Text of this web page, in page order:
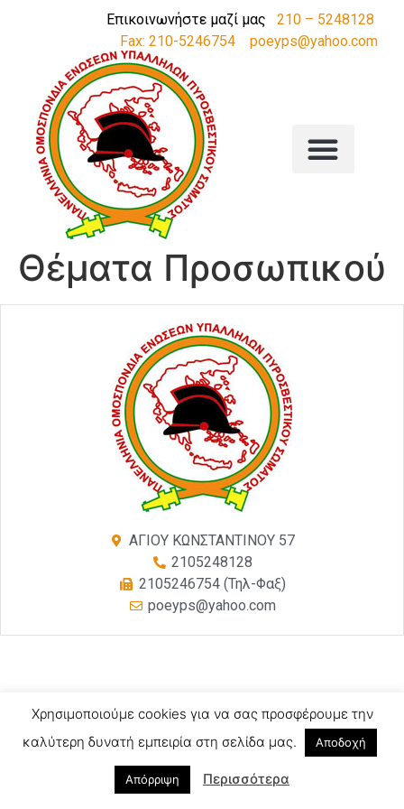
Επικοινωνήστε μαζί μας 210 – 5248128
Fax: 210-5246754
poeyps@yahoo.com
Θέματα Προσωπικού
ΑΓΙΟΥ ΚΩΝΣΤΑΝΤΙΝΟΥ 57
2105248128
2105246754 (Τηλ-Φαξ)
poeyps@yahoo.com
Χρησιμοποιούμε cookies για να σας προσφέρουμε την
καλύτερη δυνατή εμπειρία στη σελίδα μας.
Αποδοχή
Απόρριψη Περισσότερα